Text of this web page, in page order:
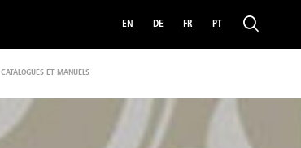
EN DE FR PT
CATALOGUES ET MANUELS